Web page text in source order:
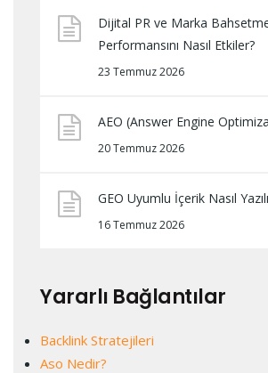
Dijital PR ve Marka
Performansını Nasıl Etkiler?
23 Temmuz 2026
AEO (Answer Engine
20 Temmuz 2026
GEO Uyumlu İçerik Nasıl
16 Temmuz 2026
Yararlı Bağlantılar
Backlink Stratejileri
Aso Nedir?